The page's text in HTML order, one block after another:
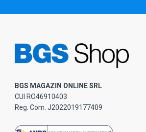
BGS MAGAZIN ONLINE SRL
CUI RO46910403
Reg. Com. J2022019177409